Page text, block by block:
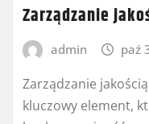
Zarządzanie
admin paź
Zarządzanie
kluczowy element,